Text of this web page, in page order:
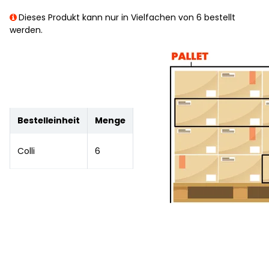
Dieses Produkt kann nur in Vielfachen von 6 bestellt
werden.
Bestelleinheit Menge
Colli 6